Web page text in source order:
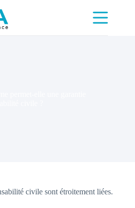
civile sont étroitement liées.